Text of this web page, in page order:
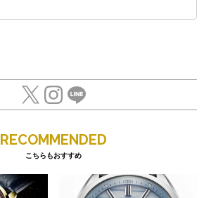
RECOMMENDED
こちらもおすすめ